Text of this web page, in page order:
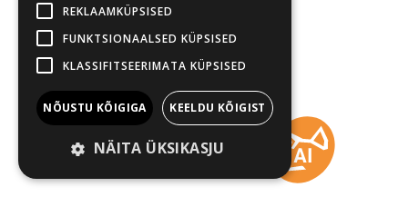
Andreas Jõesaar
Peaprojektsionist
andreas.joesaar@poff.ee
REKLAAMKÜPSISED
FUNKTSIONAALSED KÜPSISED
KLASSIFITSEERIMATA KÜPSISED
NÕUSTU KÕIGIGA KEELDU KÕIGIST
NÄITA ÜKSIKASJU